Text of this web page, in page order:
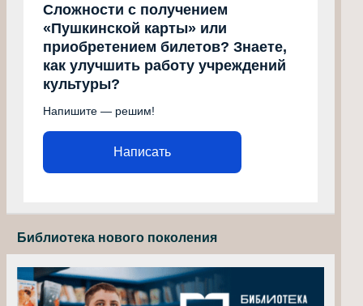
Сложности с получением
«Пушкинской карты» или
приобретением билетов? Знаете,
как улучшить работу учреждений
культуры?
Напишите — решим!
Написать
Библиотека нового поколения